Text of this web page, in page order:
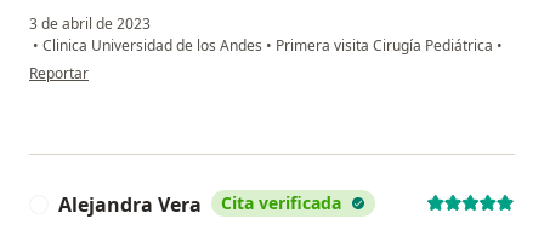
3 de abril de 2023
• Clinica Universidad de los Andes • Primera visita Cirugía Pediátrica •
en opinión del usuario Yasna Oliva
Reportar
Alejandra Vera Cita verificada